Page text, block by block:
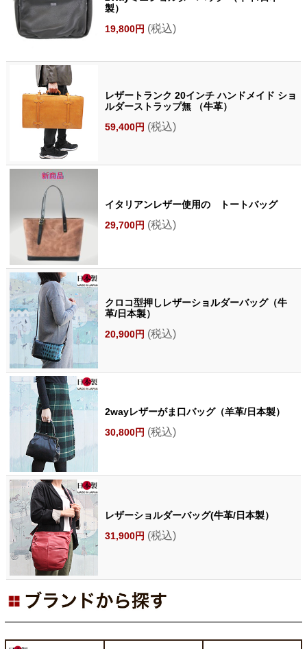
製）
19,800円 (税込)
レザートランク 20インチ ハンドメイド ショ
ルダーストラップ無 （牛革）
59,400円 (税込)
イタリアンレザー使用の トートバッグ
29,700円 (税込)
クロコ型押しレザーショルダーバッグ（牛
革/日本製）
20,900円 (税込)
2wayレザーがま口バッグ（羊革/日本製）
30,800円 (税込)
レザーショルダーバッグ(牛革/日本製）
31,900円 (税込)